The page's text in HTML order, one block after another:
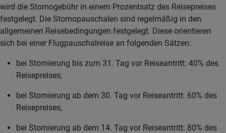
wird die Stornogebühr in einem Prozentsatz des Reisepreises
festgelegt. Die Stornopauschalen sind regelmäßig in den
allgemeinen Reisebedingungen festgelegt. Diese orientieren
sich bei einer Flugpauschalreise an folgenden Sätzen:
bei Stornierung bis zum 31. Tag vor Reiseantritt: 40% des
Reisepreises,
bei Stornierung ab dem 30. Tag vor Reiseantritt: 60% des
Reisepreises,
bei Stornierung ab dem 14. Tag vor Reiseantritt: 80% des